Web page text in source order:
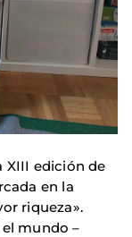
XIII edición de
en la
riqueza».
mundo –